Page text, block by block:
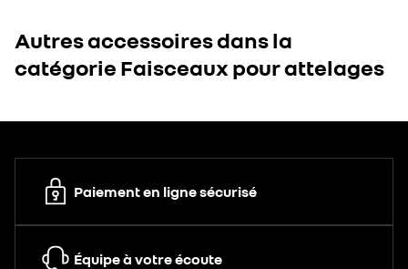
Autres accessoires dans la
catégorie Faisceaux pour attelages
Paiement en ligne sécurisé
Équipe à votre écoute